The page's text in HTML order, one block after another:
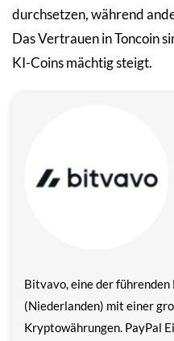
durchsetzen, während
Das Vertrauen in Toncoin
KI-Coins mächtig steigt.
Bitvavo, eine der führenden
(Niederlanden) mit einer
Kryptowährungen. PayPal